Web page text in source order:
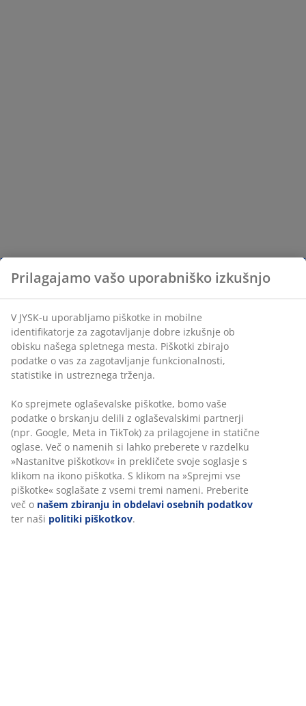
Prilagajamo vašo uporabniško izkušnjo
V JYSK-u uporabljamo piškotke in mobilne
identifikatorje za zagotavljanje dobre izkušnje ob
obisku našega spletnega mesta. Piškotki zbirajo
podatke o vas za zagotavljanje funkcionalnosti,
statistike in ustreznega trženja.
Ko sprejmete oglaševalske piškotke, bomo vaše
podatke o brskanju delili z oglaševalskimi partnerji
(npr. Google, Meta in TikTok) za prilagojene in statične
oglase. Več o namenih si lahko preberete v razdelku
»Nastanitve piškotkov« in prekličete svoje soglasje s
klikom na ikono piškotka. S klikom na »Sprejmi vse
piškotke« soglašate z vsemi tremi nameni. Preberite
več o našem zbiranju in obdelavi osebnih podatkov
ter naši politiki piškotkov.